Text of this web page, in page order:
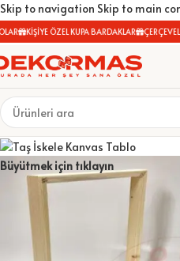
Skip to navigation Skip to main
KİŞİYE ÖZEL KUPA BARDAKLAR
Büyütmek için tıklayın